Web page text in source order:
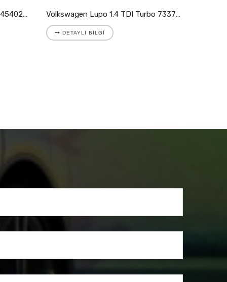
Volkswagen LT I 2.4 TD Turbo 454023-5002S Volkswagen Lupo 1.4 TDI Turbo 733783-5008S
DETAYLI BILGI